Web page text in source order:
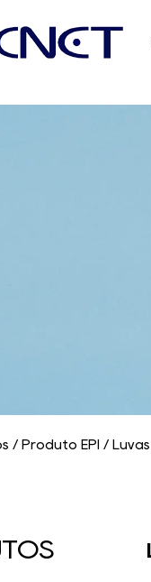
/ Produto EPI /